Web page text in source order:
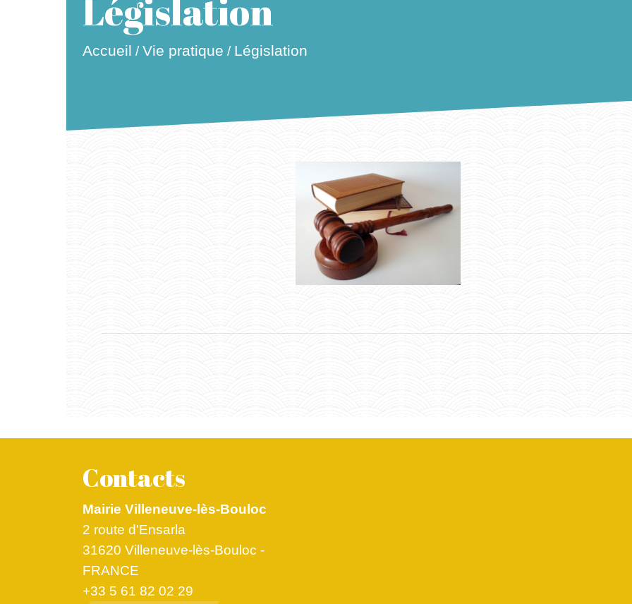
Législation
Accueil /Vie pratique / Législation
Contacts
Mairie Villeneuve-lès-Bouloc
2 route d'Ensarla
31620 Villeneuve-lès-Bouloc -
FRANCE
+33 5 61 82 02 29